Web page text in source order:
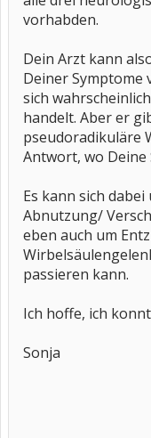
vorhabden.
Dein Arzt kann
Deiner Symptome
sich
handelt. Aber er
pseudoradikuläre
Antwort, wo Deine
Es kann sich
Abnutzung/
eben auch um
passieren kann.
Ich hoffe, ich
Sonja